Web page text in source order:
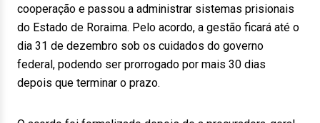
cooperação e passou a administrar sistemas prisionais
do Estado de Roraima. Pelo acordo, a gestão ficará até o
dia 31 de dezembro sob os cuidados do governo
federal, podendo ser prorrogado por mais 30 dias
depois que terminar o prazo.